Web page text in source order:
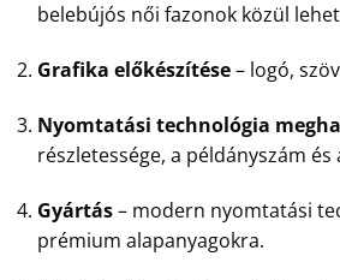
belebújós női fazonok közül
Grafika előkészítése– logó,
Nyomtatási technológia
részletessége, a példányszám és
Gyártás– modern nyomtatási
prémium alapanyagokra.